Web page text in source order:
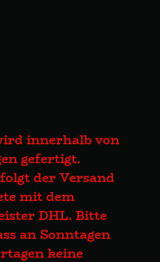
innerhalb von
gefertigt.
der Versand
mit dem
DHL. Bitte
an Sonntagen
keine